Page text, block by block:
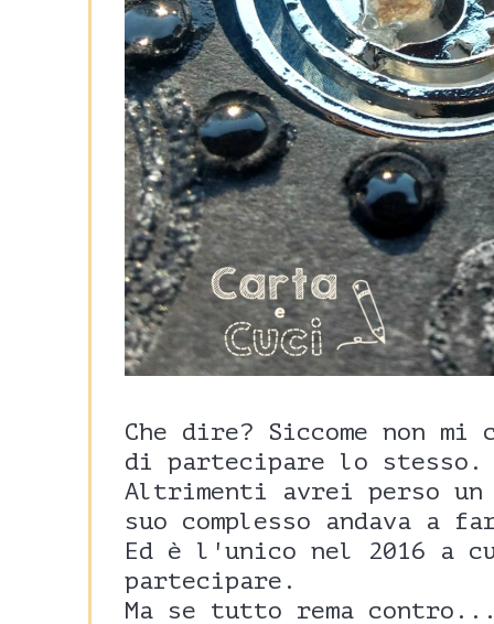
Che dire? Siccome non mi
di partecipare lo stesso.
Altrimenti avrei perso
suo complesso andava a
Ed è l'unico nel 2016 a
partecipare.
Ma se tutto rema